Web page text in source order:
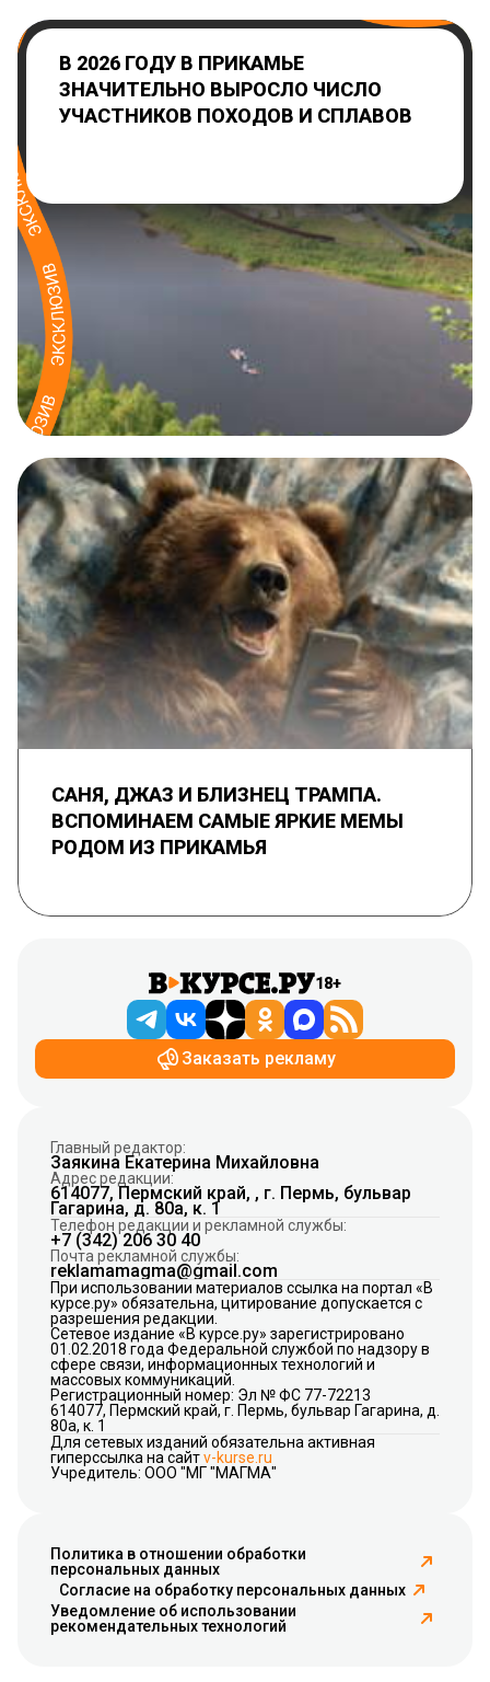
В 2026 ГОДУ В ПРИКАМЬЕ
ЗНАЧИТЕЛЬНО ВЫРОСЛО ЧИСЛО
УЧАСТНИКОВ ПОХОДОВ И СПЛАВОВ
САНЯ, ДЖАЗ И БЛИЗНЕЦ ТРАМПА.
ВСПОМИНАЕМ САМЫЕ ЯРКИЕ МЕМЫ
РОДОМ ИЗ ПРИКАМЬЯ
18+
Заказать рекламу
Главный редактор:
Заякина Екатерина Михайловна
Адрес редакции:
614077, Пермский край, , г. Пермь, бульвар
Гагарина, д. 80а, к. 1
Телефон редакции и рекламной службы:
+7 (342) 206 30 40
Почта рекламной службы:
reklamamagma@gmail.com
При использовании материалов ссылка на портал «В
курсе.ру» обязательна, цитирование допускается с
разрешения редакции.
Сетевое издание «В курсе.ру» зарегистрировано
01.02.2018 года Федеральной службой по надзору в
сфере связи, информационных технологий и
массовых коммуникаций.
Регистрационный номер: Эл № ФС 77-72213
614077, Пермский край, г. Пермь, бульвар Гагарина, д.
80а, к. 1
Для сетевых изданий обязательна активная
гиперссылка на сайтv-kurse.ru
Учредитель: ООО "МГ "МАГМА"
Политика в отношении обработки
персональных данных
Согласие на обработку персональных данных
Уведомление об использовании
рекомендательных технологий